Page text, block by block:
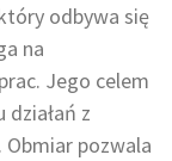
odbywa się
na
Jego celem
z
pozwala